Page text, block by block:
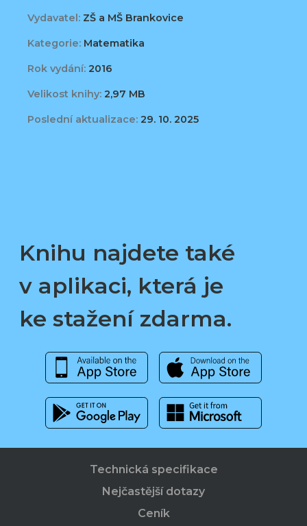
Vydavatel: ZŠ a MŠ Brankovice
Kategorie: Matematika
Rok vydání: 2016
Velikost knihy: 2,97 MB
Poslední aktualizace: 29. 10. 2025
Knihu najdete také
v aplikaci, která je
ke stažení zdarma.
Technická specifikace
Nejčastější dotazy
Ceník